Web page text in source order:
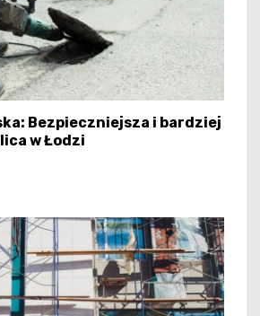
Bezpieczniejsza i bardziej
w Łodzi